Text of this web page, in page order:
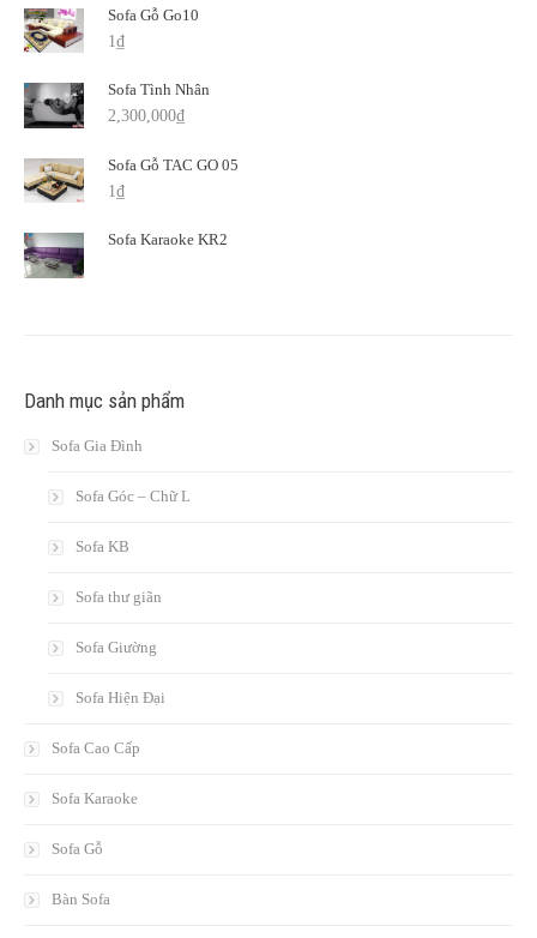
Sofa Gỗ Go10
1₫
Sofa Tình Nhân
2,300,000₫
Sofa Gỗ TAC GO 05
1₫
Sofa Karaoke KR2
Danh mục sản phẩm
Sofa Gia Đình
Sofa Góc – Chữ L
Sofa KB
Sofa thư giãn
Sofa Giường
Sofa Hiện Đại
Sofa Cao Cấp
Sofa Karaoke
Sofa Gỗ
Bàn Sofa